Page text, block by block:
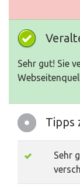
Sehr gut! Sie
Tipps
Sehr